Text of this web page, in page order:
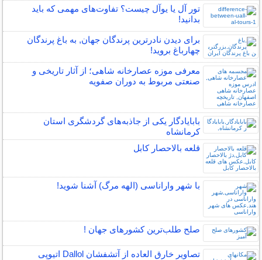
تور آل یا یوآل چیست؟ تفاوت‌های مهمی که باید
بدانید!
برای دیدن نادرترین پرندگان جهان, به باغ پرندگان
چهارباغ بروید!
معرفی موزه عصارخانه شاهی؛ از آثار تاریخی و
صنعتی مربوط به دوران صفویه
بابایادگار یکی از جاذبه‌های گردشگری استان
کرمانشاه
قلعه بالاحصار کابل
با شهر واراناسی (الهه مرگ) آشنا شوید!
صلح‌ طلب‌ترین کشورهای جهان !
تصاویر خارق العاده از آتشفشان Dallol اتیوپی